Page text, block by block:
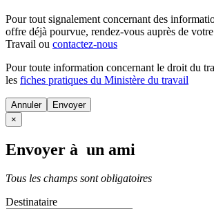
Pour tout signalement concernant des
offre déjà pourvue, rendez-vous auprès de
Travail ou contactez-nous
Pour toute information concernant le droit du
les fiches pratiques du Ministère du travail
Annuler
×
Envoyer à un ami
Tous les champs sont obligatoires
Destinataire